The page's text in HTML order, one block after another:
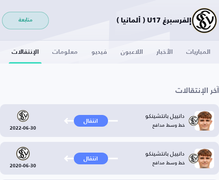
إلفرسبرغ U17 ( ألمانيا ) متابعة
المباريات الأخبار اللاعبون فيديو معلومات الإنتقالات
آخر الإنتقالات
دانييل بانتشينكو
خط وسط مدافع انتقال
2022-06-30
دانييل بانتشينكو
خط وسط مدافع انتقال
2020-06-30